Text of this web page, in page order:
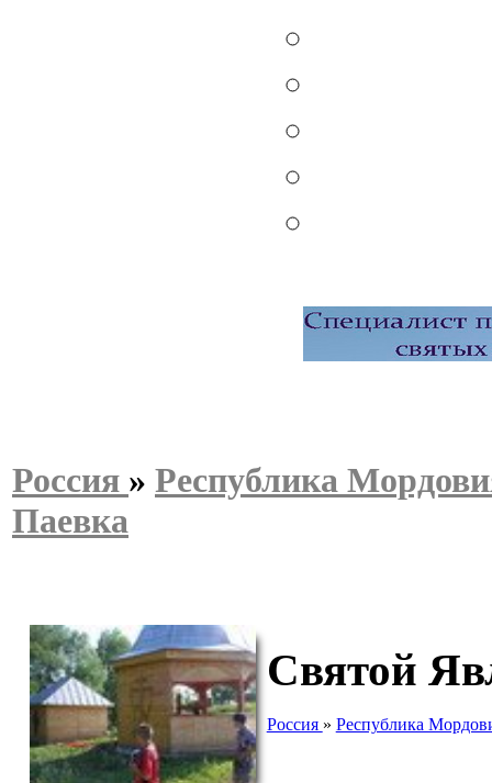
Россия » Республика
Паевка
Святой
Россия » Республика